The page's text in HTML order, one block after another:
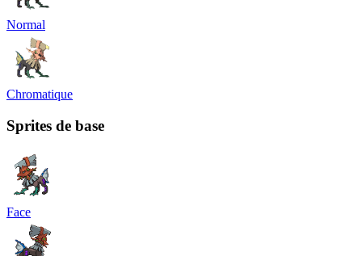
Normal
Chromatique
Sprites de base
Face